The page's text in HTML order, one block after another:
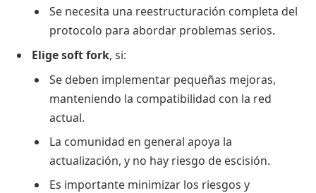
Se necesita una reestructuración completa del
protocolo para abordar problemas serios.
Elige soft fork, si:
Se deben implementar pequeñas mejoras,
manteniendo la compatibilidad con la red
actual.
La comunidad en general apoya la
actualización, y no hay riesgo de escisión.
Es importante minimizar los riesgos y